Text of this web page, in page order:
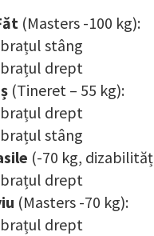
(Masters -100 kg):
stâng
drept
(Tineret – 55 kg):
drept
stâng
(-70 kg,
drept
(Masters -70 kg):
drept